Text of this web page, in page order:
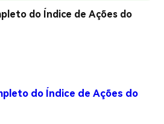
do Índice de Ações do
do Índice de Ações do